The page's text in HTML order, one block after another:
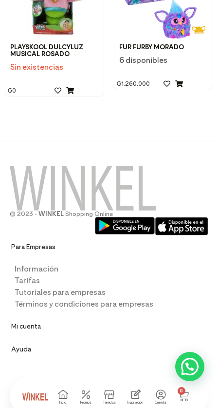
Inicio Promos Tiendas Inspiración Cuenta
0
PLAYSKOOL DULCYLUZ
MUSICAL ROSADO
Sin existencias
₲0
FUR FURBY MORADO
6 disponibles
₲1.260.000
© 2023 - WINKEL Shopping Online
Para Empresas
Información
Tarifas
Tutoriales para empresas
Términos y condiciones para empresas
Mi cuenta
Ayuda